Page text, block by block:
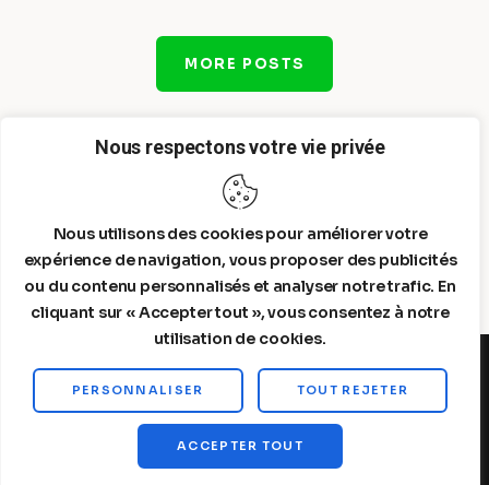
Nous respectons votre vie privée
Nous utilisons des cookies pour améliorer votre
expérience de navigation, vous proposer des publicités
ou du contenu personnalisés et analyser notre trafic. En
cliquant sur « Accepter tout », vous consentez à notre
utilisation de cookies.
PERSONNALISER TOUT REJETER
ACCEPTER TOUT
MORE POSTS
Steelldy© 2026. All Rights Reserved.